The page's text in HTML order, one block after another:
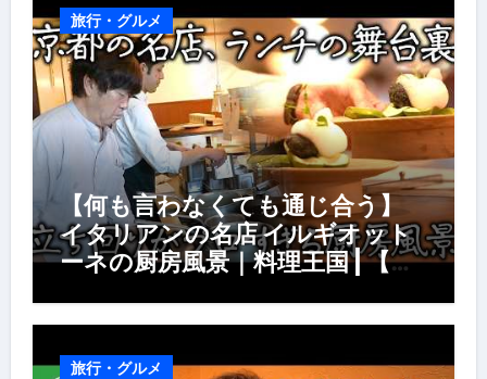
旅行・グルメ
【何も言わなくても通じ合う】
イタリアンの名店 イルギオット
ーネの厨房風景｜料理王国 | 【厨
風景】
旅行・グルメ